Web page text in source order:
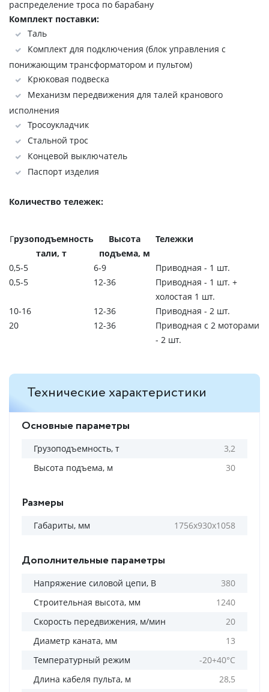
распределение троса по барабану
Комплект поставки:
Таль
Комплект для подключения (блок управления с
понижающим трансформатором и пультом)
Крюковая подвеска
Механизм передвижения для талей кранового
исполнения
Тросоукладчик
Стальной трос
Концевой выключатель
Паспорт изделия
Количество тележек:
Грузоподъемность
тали, т
Высота
подъема, м
Тележки
0,5-5 6-9
Приводная - 1 шт.
0,5-5
12-36
Приводная - 1 шт. +
холостая 1 шт.
10-16
12-36
Приводная - 2 шт.
20
12-36
Приводная с 2 моторами
- 2 шт.
Технические характеристики
Основные параметры
Грузоподъемность, т
3,2
Высота подъема, м
30
Размеры
Габариты, мм 1756х930х1058
Дополнительные параметры
Напряжение силовой цепи, В
380
Строительная высота, мм
1240
Скорость передвижения, м/мин
20
Диаметр каната, мм
13
Температурный режим
-20+40°С
Длина кабеля пульта, м
28,5